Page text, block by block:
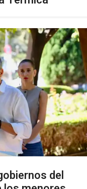
del